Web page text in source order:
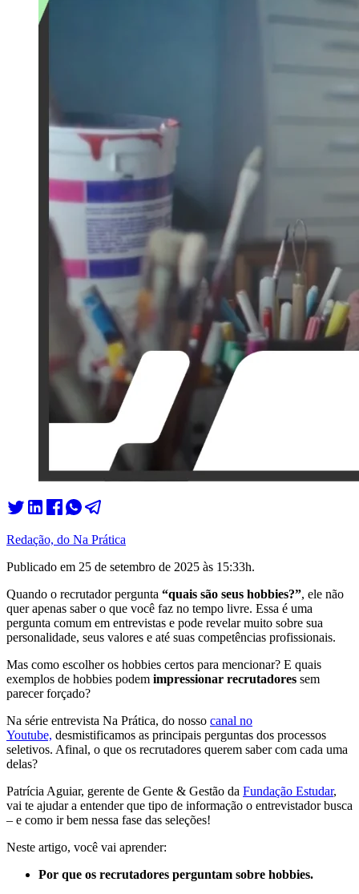
Redação, do Na Prática
Publicado em 25 de setembro de 2025 às 15:33h.
Quando o recrutador pergunta “quais são seus hobbies?”, ele não
quer apenas saber o que você faz no tempo livre. Essa é uma
pergunta comum em entrevistas e pode revelar muito sobre sua
personalidade, seus valores e até suas competências profissionais.
Mas como escolher os hobbies certos para mencionar? E quais
exemplos de hobbies podem impressionar recrutadores sem
parecer forçado?
Na série entrevista Na Prática, do nosso canal no
Youtube, desmistificamos as principais perguntas dos processos
seletivos. Afinal, o que os recrutadores querem saber com cada uma
delas?
Patrícia Aguiar, gerente de Gente & Gestão da Fundação Estudar,
vai te ajudar a entender que tipo de informação o entrevistador busca
– e como ir bem nessa fase das seleções!
Neste artigo, você vai aprender:
Por que os recrutadores perguntam sobre hobbies.